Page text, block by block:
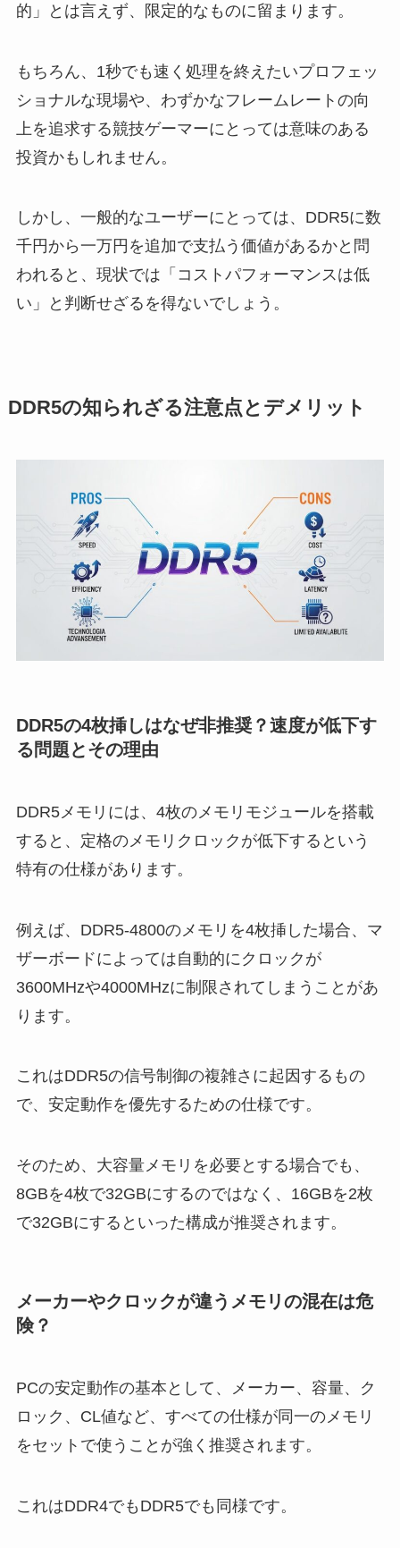
的」とは言えず、限定的なものに留まります。
もちろん、1秒でも速く処理を終えたいプロフェッ
ショナルな現場や、わずかなフレームレートの向
上を追求する競技ゲーマーにとっては意味のある
投資かもしれません。
しかし、一般的なユーザーにとっては、DDR5に数
千円から一万円を追加で支払う価値があるかと問
われると、現状では「コストパフォーマンスは低
い」と判断せざるを得ないでしょう。
DDR5の知られざる注意点とデメリット
DDR5の4枚挿しはなぜ非推奨？速度が低下す
る問題とその理由
DDR5メモリには、4枚のメモリモジュールを搭載
すると、定格のメモリクロックが低下するという
特有の仕様があります。
例えば、DDR5-4800のメモリを4枚挿した場合、マ
ザーボードによっては自動的にクロックが
3600MHzや4000MHzに制限されてしまうことがあ
ります。
これはDDR5の信号制御の複雑さに起因するもの
で、安定動作を優先するための仕様です。
そのため、大容量メモリを必要とする場合でも、
8GBを4枚で32GBにするのではなく、16GBを2枚
で32GBにするといった構成が推奨されます。
メーカーやクロックが違うメモリの混在は危
険？
PCの安定動作の基本として、メーカー、容量、ク
ロック、CL値など、すべての仕様が同一のメモリ
をセットで使うことが強く推奨されます。
これはDDR4でもDDR5でも同様です。